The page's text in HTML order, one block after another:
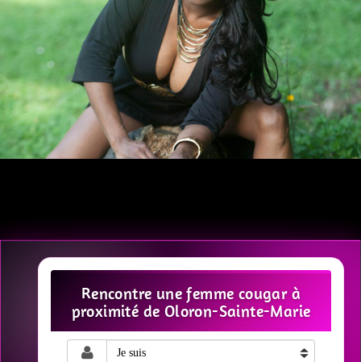
Rencontre une femme cougar à
proximité de Oloron-Sainte-Marie